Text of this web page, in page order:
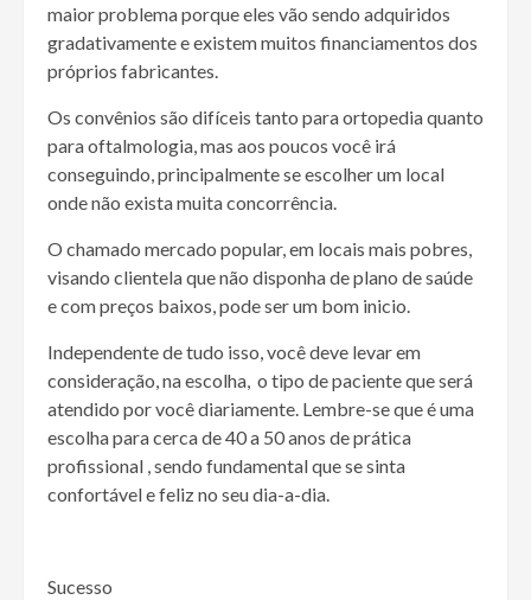
maior problema porque eles vão sendo adquiridos
gradativamente e existem muitos financiamentos dos
próprios fabricantes.
Os convênios são difíceis tanto para ortopedia quanto
para oftalmologia, mas aos poucos você irá
conseguindo, principalmente se escolher um local
onde não exista muita concorrência.
O chamado mercado popular, em locais mais pobres,
visando clientela que não disponha de plano de saúde
e com preços baixos, pode ser um bom inicio.
Independente de tudo isso, você deve levar em
consideração, na escolha, o tipo de paciente que será
atendido por você diariamente. Lembre-se que é uma
escolha para cerca de 40 a 50 anos de prática
profissional , sendo fundamental que se sinta
confortável e feliz no seu dia-a-dia.
Sucesso